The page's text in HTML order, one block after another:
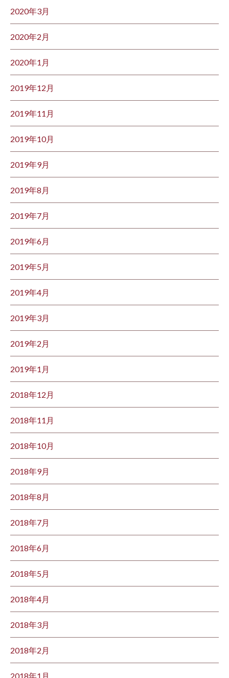
2020年3月
2020年2月
2020年1月
2019年12月
2019年11月
2019年10月
2019年9月
2019年8月
2019年7月
2019年6月
2019年5月
2019年4月
2019年3月
2019年2月
2019年1月
2018年12月
2018年11月
2018年10月
2018年9月
2018年8月
2018年7月
2018年6月
2018年5月
2018年4月
2018年3月
2018年2月
2018年1月